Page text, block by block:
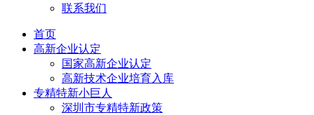
联系我们
首页
高新企业认定
国家高新企业认定
高新技术企业培育入库
专精特新小巨人
深圳市专精特新政策